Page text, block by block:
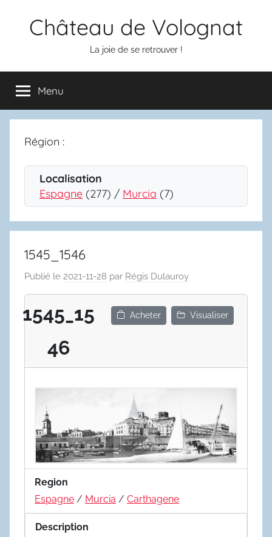
Château de Volognat
La joie de se retrouver !
Menu
Région :
Localisation
Espagne (277) / Murcia (7)
1545_1546
Publié le 2021-11-28 par Régis Dulauroy
1545_15
46
Acheter Visualiser
Region
Espagne / Murcia / Carthagene
Description